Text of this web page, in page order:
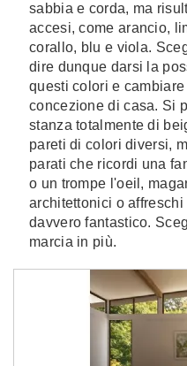
sabbia e corda, ma
accesi, come arancio,
corallo, blu e viola.
dire dunque darsi la
questi colori e
concezione di casa. Si
stanza totalmente di
pareti di colori diversi,
parati che ricordi una
o un trompe l'oeil,
architettonici o
davvero fantastico.
marcia in più.